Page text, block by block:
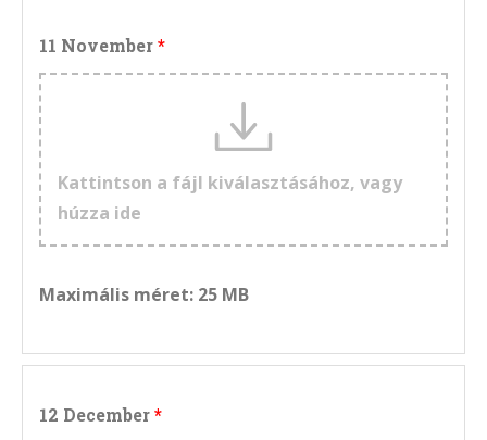
11 November
Kattintson a fájl kiválasztásához, vagy
húzza ide
Maximális méret: 25 MB
12 December